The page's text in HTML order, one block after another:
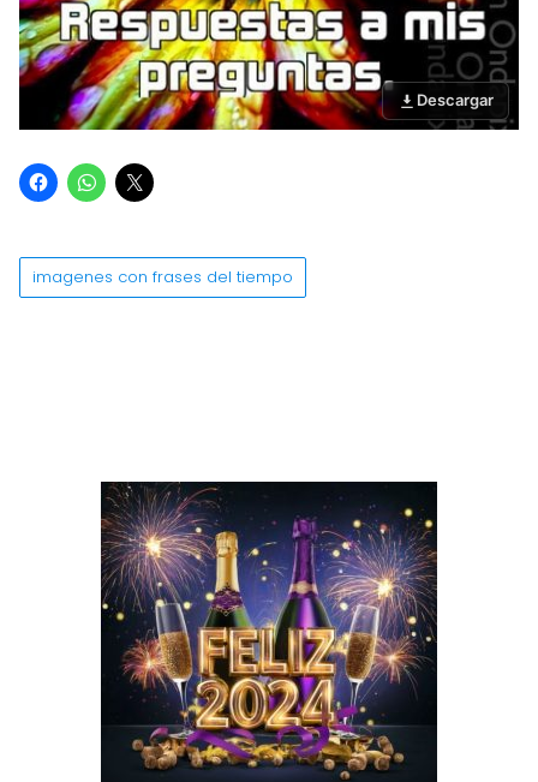
Descargar
imagenes con frases del tiempo